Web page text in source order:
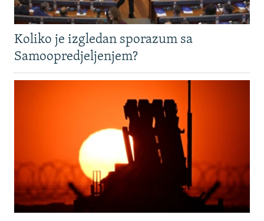
Koliko je izgledan sporazum sa
Samoopredjeljenjem?